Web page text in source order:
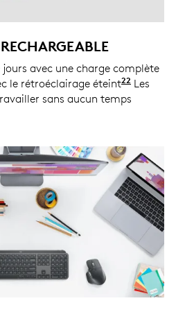
jours avec une charge complète
le rétroéclairage éteint22 La
Les
sans aucun temps